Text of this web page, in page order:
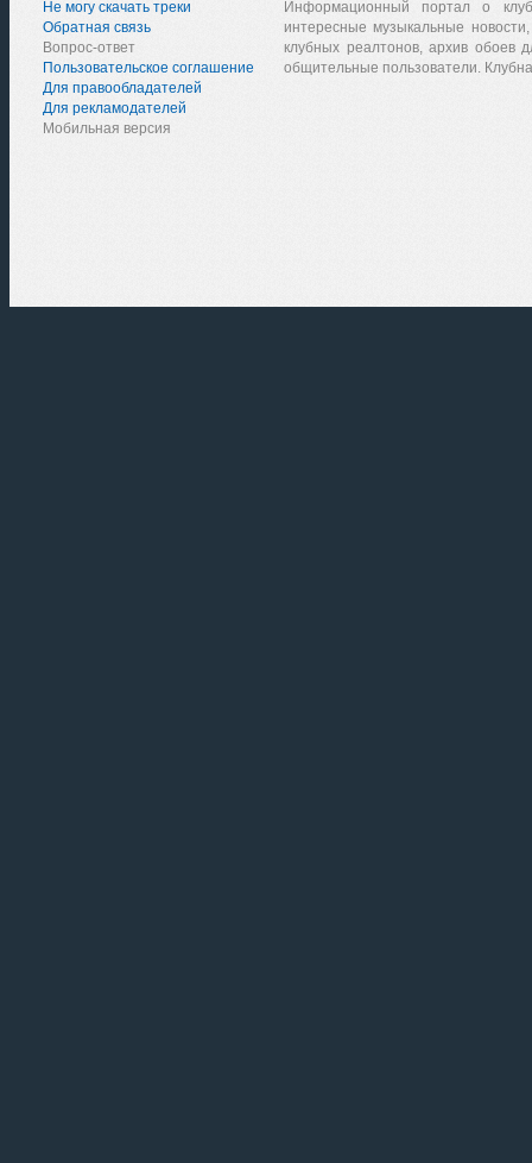
Не могу скачать треки
Обратная связь
Вопрос-ответ
Пользовательское соглашение
Для правообладателей
Для рекламодателей
Мобильная версия
Информационный портал о
интересные музыкальные
клубных реалтонов, архив обоев
общительные пользователи.